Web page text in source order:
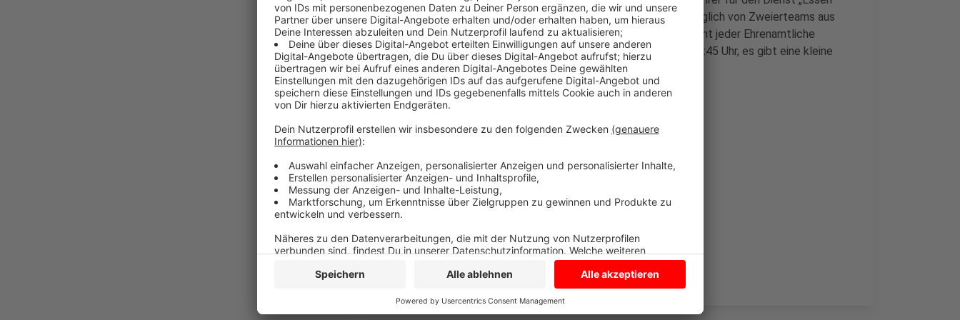
auf Rädern“. Das Essen, zubereitet im St. Marien-Hospital, wird täglich von Zweierteams aus
Fahrer und Verteiler ausgeliefert. Die Anzahl der Einsätze bestimmt jeder Ehrenamtliche
selbst, die generelle Arbeitszeit ist täglich von ca. 9:45 Uhr bis 12:45 Uhr, es gibt eine kleine
Aufwandsentschädigung in Höhe von 8 Euro.
Interessierte melden sich bitte bei:
02591/2372388
danielczyk @caritas-coesfeld.de
Anzeige